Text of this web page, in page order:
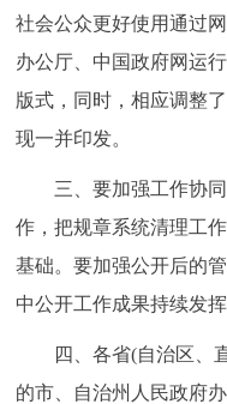
ENGLISH
DEUTSCH
ITALIANO
社会公众更好使用通过
办公厅、中国政府网运
版式，同时，相应调整
现一并印发。
三、要加强工作协同
作，把规章系统清理工
基础。要加强公开后的
中公开工作成果持续发挥
四、各省(自治区、直
的市、自治州人民政府